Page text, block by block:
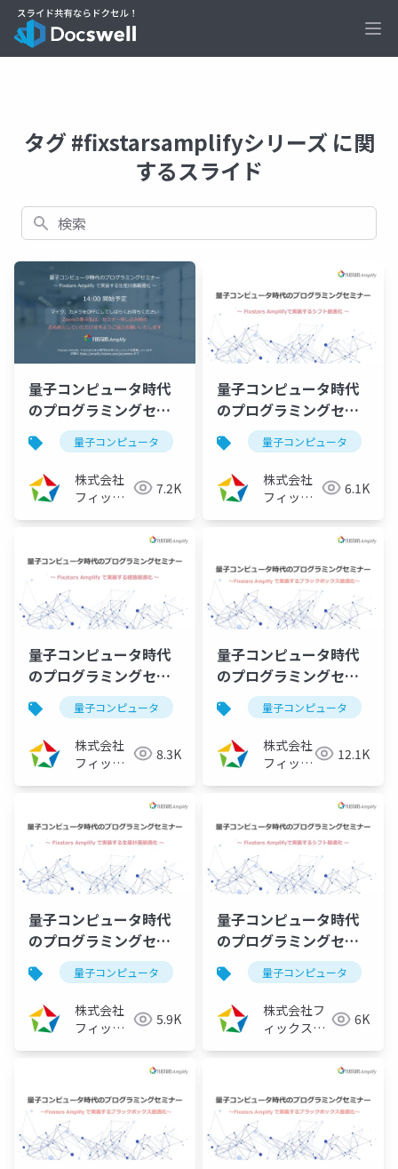
タグ #fixstarsamplifyシリーズ に関
するスライド
検索
量子コンピュータ時代
のプログラミングセミ
ナー ～Fixstars
Amplifyで実装する生
産計画最適化～
（2024/01/11）
量子コンピュータ 量子アニーリング イジングマ
株式会社
フィック
7.2K
量子コンピュータ時代
のプログラミングセミ
ナー ～Fixstars
Amplifyで実装するシ
フト最適化～
（2023/12/07）
量子コンピュータ
株式会社
フィック
6.1K
量子コンピュータ時代
のプログラミングセミ
ナー ～Fixstars
Amplifyで実装する経
路最適化～
（2023/11/09）
量子コンピュータ 量子アニーリング イジングマ
株式会社
フィック
8.3K
量子コンピュータ時代
のプログラミングセミ
ナー ～Fixstars
Amplifyで実装するブ
ラックボックス最適化
～ （2023/10/12）
学術・開発研究者向け
量子コンピュータ
株式会社
フィック
12.1K
量子コンピュータ時代
のプログラミングセミ
ナー ～Fixstars
Amplifyで実装する生
産計画最適化～
（2023/09/07）
量子コンピュータ 量子アニーリング イジングマ
株式会社
フィック
5.9K
量子コンピュータ時代
のプログラミングセミ
ナー ～Fixstars
Amplifyで実装するシ
フト最適化～
（2023/08/10）
量子コンピュータ
株式会社フ
ィックスタ
6K